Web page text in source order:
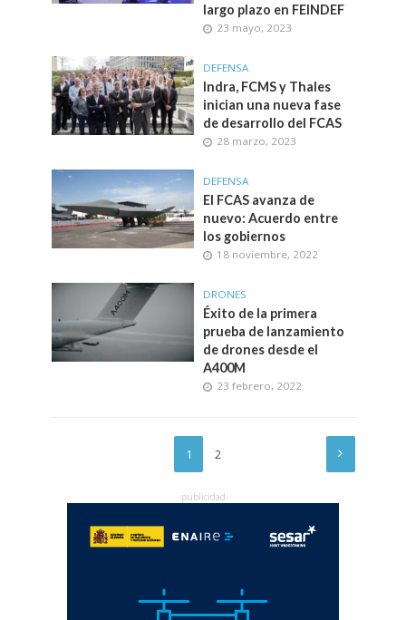
largo plazo en FEINDEF
23 mayo, 2023
DEFENSA
Indra, FCMS y Thales
inician una nueva fase
de desarrollo del FCAS
28 marzo, 2023
DEFENSA
El FCAS avanza de
nuevo: Acuerdo entre
los gobiernos
18 noviembre, 2022
DRONES
Éxito de la primera
prueba de lanzamiento
de drones desde el
A400M
23 febrero, 2022
1 2